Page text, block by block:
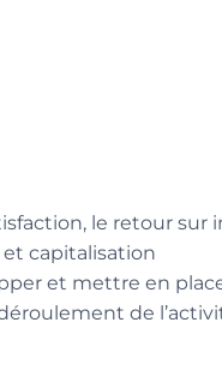
le retour sur
capitalisation
et mettre en
de